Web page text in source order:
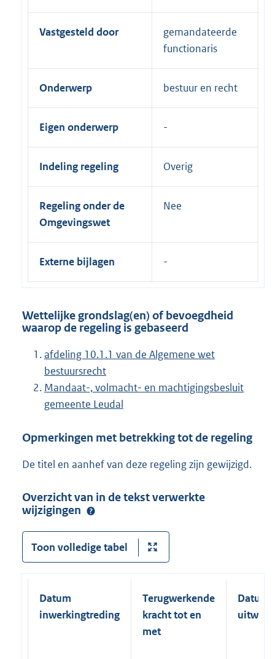
Vastgesteld door
gemandateerde
functionaris
Onderwerp bestuur en recht
Eigen onderwerp
Indeling regeling Overig
Regeling onder de
Omgevingswet
Nee
Externe bijlagen
Wettelijke grondslag(en) of bevoegdheid
waarop de regeling is gebaseerd
afdeling 10.1.1 van de Algemene wet
bestuursrecht
Mandaat-, volmacht- en machtigingsbesluit
gemeente Leudal
Opmerkingen met betrekking tot de regeling
De titel en aanhef van deze regeling zijn gewijzigd.
Overzicht van in de tekst verwerkte
wijzigingen
Toon volledige tabel
Datum
inwerkingtreding
Terugwerkende
kracht tot en
met
Datum